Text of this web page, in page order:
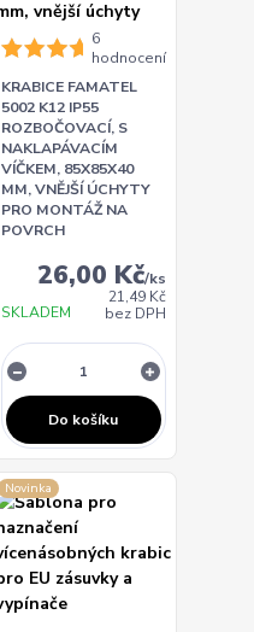
6
hodnocení
KRABICE FAMATEL
5002 K12 IP55
ROZBOČOVACÍ, S
NAKLAPÁVACÍM
VÍČKEM, 85X85X40
MM, VNĚJŠÍ ÚCHYTY
PRO MONTÁŽ NA
POVRCH
26,00 Kč/ks
21,49 Kč
bez DPH
SKLADEM
Do košíku
Novinka